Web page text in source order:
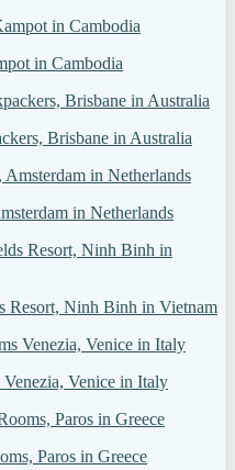
in Cambodia
Brisbane in Australia
in Netherlands
Resort, Ninh Binh in Vietnam
Venice in Italy
Paros in Greece